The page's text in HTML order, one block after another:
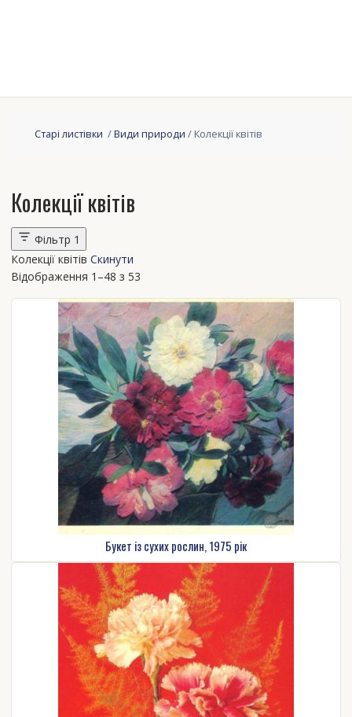
Старі листівки /Види природи / Колекції квітів
Колекції квітів
Фільтр 1
Колекції квітів Скинути
Відображення 1–48 з 53
Букет із сухих рослин, 1975 рік